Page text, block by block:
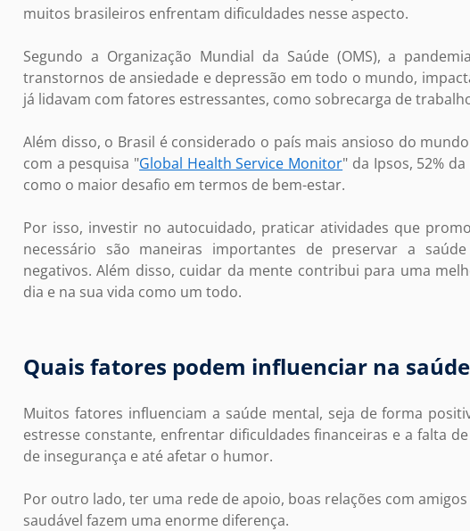
muitos brasileiros enfrentam dificuldades nesse aspecto.
Segundo a Organização Mundial da Saúde (OMS), a
transtornos de ansiedade e depressão em todo o mundo,
já lidavam com fatores estressantes, como sobrecarga de
Além disso, o Brasil é considerado o país mais ansioso do
com a pesquisa "Global Health Service Monitor" da Ipsos, 52%
como o maior desafio em termos de bem-estar.
Por isso, investir no autocuidado, praticar atividades que
necessário são maneiras importantes de preservar a
negativos. Além disso, cuidar da mente contribui para uma
dia e na sua vida como um todo.
Quais fatores podem influenciar na
Muitos fatores influenciam a saúde mental, seja de forma
estresse constante, enfrentar dificuldades financeiras e a falta
de insegurança e até afetar o humor.
Por outro lado, ter uma rede de apoio, boas relações com
saudável fazem uma enorme diferença.